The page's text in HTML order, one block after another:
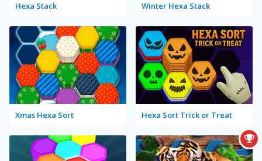
Hexa Stack Winter Hexa Stack
Xmas Hexa Sort Hexa Sort Trick or Treat